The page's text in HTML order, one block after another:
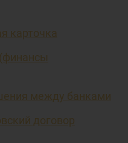
карточка
между банками
договор